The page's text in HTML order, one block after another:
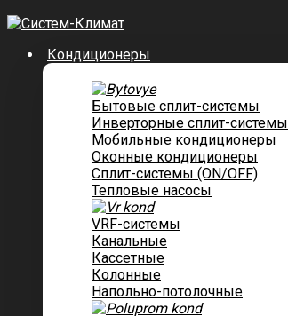
Кондиционеры
Бытовые сплит-системы
Инверторные сплит-системы
Мобильные кондиционеры
Оконные кондиционеры
Сплит-системы (ON/OFF)
Тепловые насосы
VRF-системы
Канальные
Касcетные
Колонные
Напольно-потолочные